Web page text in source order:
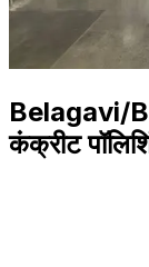
Belagavi/
कंक्रीट